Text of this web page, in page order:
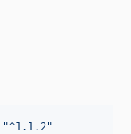
"^1.1.2"